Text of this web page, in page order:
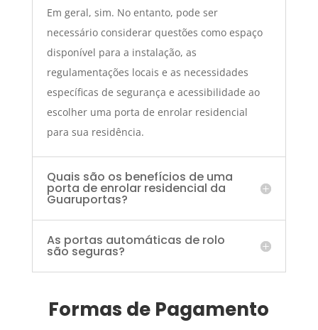
Em geral, sim. No entanto, pode ser
necessário considerar questões como espaço
disponível para a instalação, as
regulamentações locais e as necessidades
específicas de segurança e acessibilidade ao
escolher uma porta de enrolar residencial
para sua residência.
Quais são os benefícios de uma
porta de enrolar residencial da
Guaruportas?
As portas automáticas de rolo
são seguras?
Formas de Pagamento